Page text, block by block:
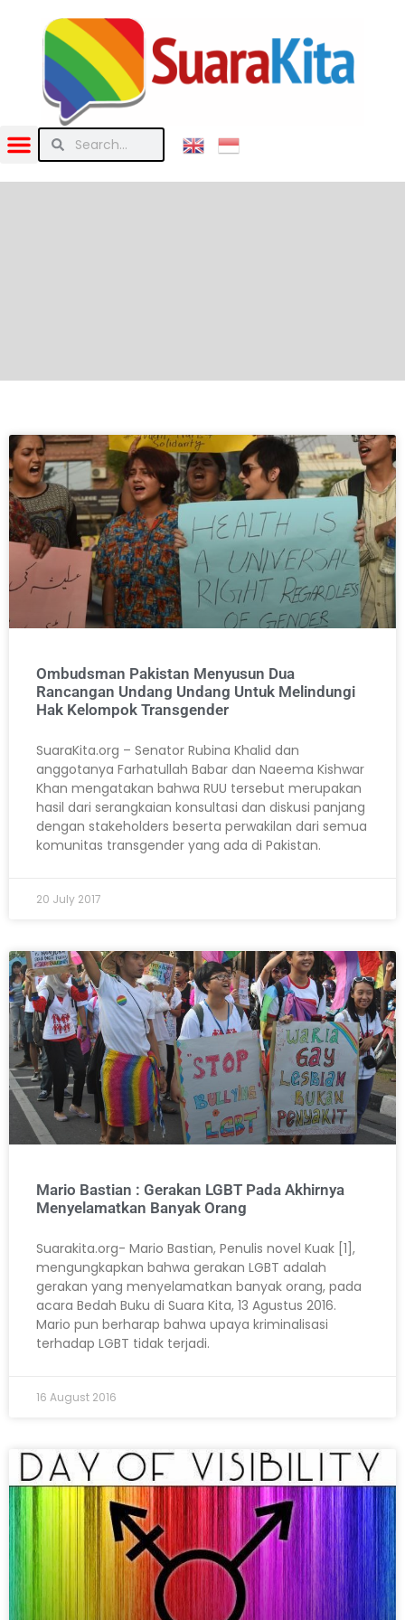
Ombudsman Pakistan Menyusun Dua
Rancangan Undang Undang Untuk Melindungi
Hak Kelompok Transgender
SuaraKita.org – Senator Rubina Khalid dan
anggotanya Farhatullah Babar dan Naeema Kishwar
Khan mengatakan bahwa RUU tersebut merupakan
hasil dari serangkaian konsultasi dan diskusi panjang
dengan stakeholders beserta perwakilan dari semua
komunitas transgender yang ada di Pakistan.
20 July 2017
Mario Bastian : Gerakan LGBT Pada Akhirnya
Menyelamatkan Banyak Orang
Suarakita.org- Mario Bastian, Penulis novel Kuak [1],
mengungkapkan bahwa gerakan LGBT adalah
gerakan yang menyelamatkan banyak orang, pada
acara Bedah Buku di Suara Kita, 13 Agustus 2016.
Mario pun berharap bahwa upaya kriminalisasi
terhadap LGBT tidak terjadi.
16 August 2016